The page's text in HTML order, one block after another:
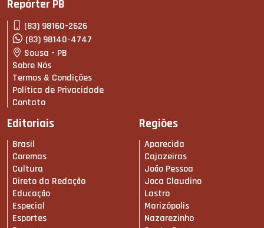
Repórter PB
(83) 98160-2626
(83) 98140-4747
Sousa - PB
Sobre Nós
Termos & Condições
Política de Privacidade
Contato
Editoriais
Brasil
Coremas
Cultura
Direto da Redação
Educação
Especial
Esportes
Regiões
Aparecida
Cajazeiras
João Pessoa
Joca Claudino
Lastro
Marizópolis
Nazarezinho